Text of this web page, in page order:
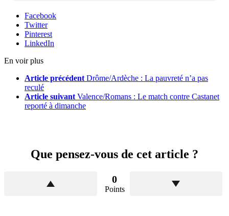
Facebook
Twitter
Pinterest
LinkedIn
En voir plus
Article précédent Drôme/Ardèche : La pauvreté n’a pas
reculé
Article suivant Valence/Romans : Le match contre Castanet
reporté à dimanche
Que pensez-vous de cet article ?
0
Points